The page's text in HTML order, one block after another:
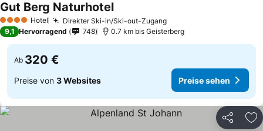
4 Sterne Hotel Direkter Ski-in/Ski-out-Zugang
Gut Berg Naturhotel
9,1 Hervorragend 748 0.7 km bis Geisterberg
Ab 320 €
Preise von 3 Websites Preise sehen
Teilen